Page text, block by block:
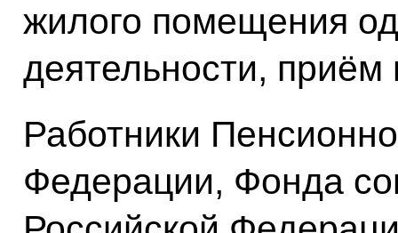
жилого помещения
деятельности,
Работники
Федерации, Фонда